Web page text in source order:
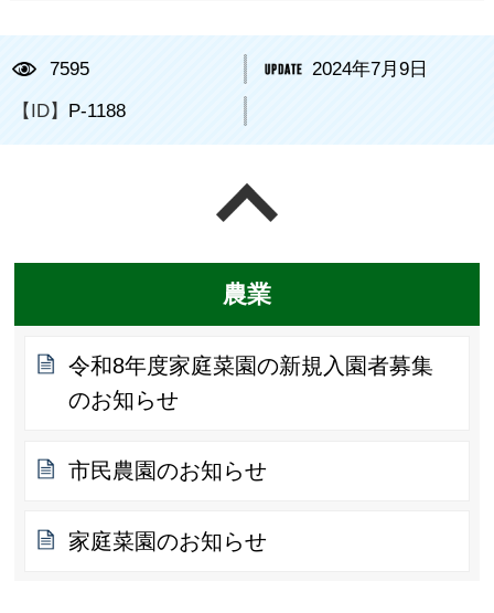
7595 2024年7月9日
【ID】 P-1188
農業
令和8年度家庭菜園の新規入園者募集
のお知らせ
市民農園のお知らせ
家庭菜園のお知らせ